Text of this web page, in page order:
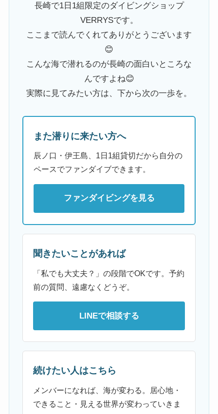
長崎で1日1組限定のダイビングショップ
VERRYSです。
ここまで読んでくれてありがとうございます
😊
こんな海で潜れるのが長崎の面白いところな
んですよね😊
実際に見てみたい方は、下から次の一歩を。
また潜りに来たい方へ
辰ノ口・伊王島、1日1組貸切だから自分の
ペースでファンダイブできます。
ファンダイビングを見る
聞きたいことがあれば
「私でも大丈夫？」の段階でOKです。予約
前の質問、遠慮なくどうぞ。
LINEで相談する
続けたい人はこちら
メンバーになれば、海が変わる。居心地・
できること・見える世界が変わっていきま